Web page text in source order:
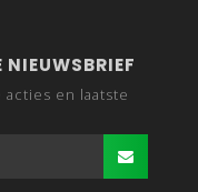
en laatste